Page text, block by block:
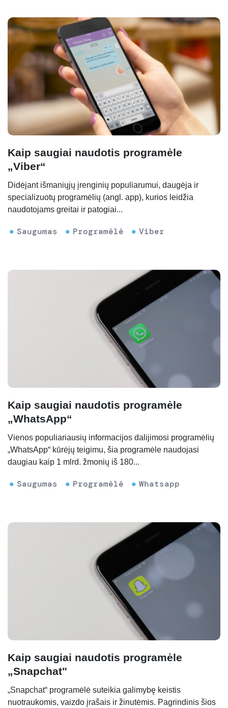
Kaip saugiai naudotis programėle
„Viber“
Didėjant išmaniųjų įrenginių populiarumui, daugėja ir
specializuotų programėlių (angl. app), kurios leidžia
naudotojams greitai ir patogiai...
Saugumas Programėlė Viber
Kaip saugiai naudotis programėle
„WhatsApp“
Vienos populiariausių informacijos dalijimosi programėlių
„WhatsApp“ kūrėjų teigimu, šia programėle naudojasi
daugiau kaip 1 mlrd. žmonių iš 180...
Saugumas Programėlė Whatsapp
Kaip saugiai naudotis programėle
„Snapchat"
„Snapchat“ programėlė suteikia galimybę keistis
nuotraukomis, vaizdo įrašais ir žinutėmis. Pagrindinis šios